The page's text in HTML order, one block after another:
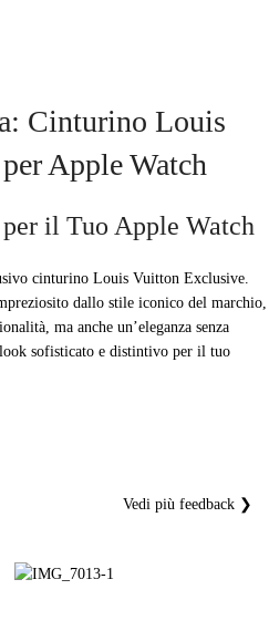
Cinturino Louis
Apple Watch
il Tuo Apple Watch
cinturino Louis Vuitton Exclusive.
dallo stile iconico del marchio,
ma anche un’eleganza senza
sofisticato e distintivo per il tuo
Vedi più feedback ❯